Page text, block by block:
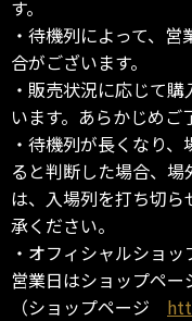
す。
・待機列によって、
合がございます。
・販売状況に応じて
います。あらかじめご
・待機列が長くなり
ると判断した場合、
は、入場列を打ち切
承ください。
・オフィシャルショ
営業日はショップペー
（ショップページ